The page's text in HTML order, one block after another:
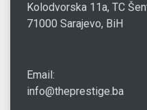
Kolodvorska 11a, TC
71000 Sarajevo, BiH
Email:
info@theprestige.ba